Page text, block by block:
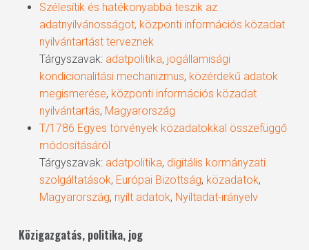
Szélesítik és hatékonyabbá teszik az
adatnyilvánosságot, központi információs közadat
nyilvántartást terveznek
Tárgyszavak: adatpolitika, jogállamisági
kondicionalitási mechanizmus, közérdekű adatok
megismerése, központi információs közadat
nyilvántartás, Magyarország
T/1786 Egyes törvények közadatokkal összefüggő
módosításáról
Tárgyszavak: adatpolitika, digitális kormányzati
szolgáltatások, Európai Bizottság, közadatok,
Magyarország, nyílt adatok, Nyíltadat-irányelv
Közigazgatás, politika, jog